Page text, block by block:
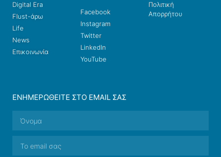
Digital Era
Flust-άρω
Life
News
Επικοινωνία
Facebook
Instagram
Twitter
LinkedIn
YouTube
Πολιτική
Απορρήτου
ΕΝΗΜΕΡΩΘΕΊΤΕ ΣΤΟ EMAIL ΣΑΣ